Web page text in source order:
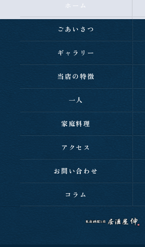
ホーム
ごあいさつ
ギャラリー
当店の特徴
一人
家庭料理
アクセス
お問い合わせ
コラム